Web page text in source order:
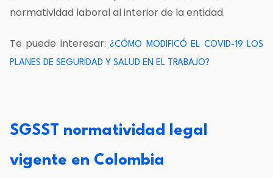
normatividad laboral al interior de la entidad.
Te puede interesar:¿CÓMO MODIFICÓ EL COVID-19 LOS
PLANES DE SEGURIDAD Y SALUD EN EL TRABAJO?
SGSST normatividad legal
vigente en Colombia